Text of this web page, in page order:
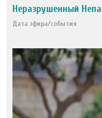
Неразрушенный
Дата эфира/события